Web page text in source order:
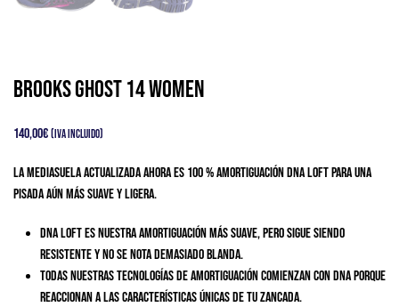
Brooks Ghost 14 Women
140,00€(IVA Incluido)
La mediasuela actualizada ahora es 100 % amortiguación DNA LOFT para una
pisada aún más suave y ligera.
DNA LOFT es nuestra amortiguación más suave, pero sigue siendo
resistente y no se nota demasiado blanda.
Todas nuestras tecnologías de amortiguación comienzan con DNA porque
reaccionan a las características únicas de tu zancada.